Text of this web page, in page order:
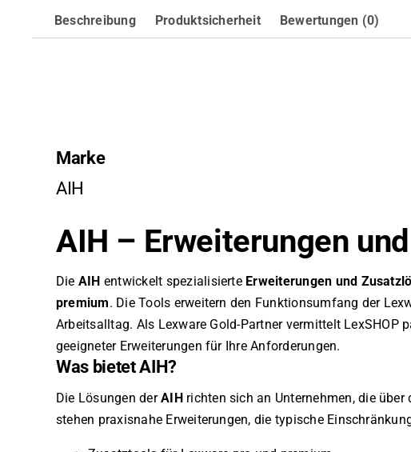
Beschreibung Produktsicherheit Bewertungen (0)
Marke
AIH
AIH – Erweiterungen
Die AIH entwickelt spezialisierte Erweiterungen und
premium. Die Tools erweitern den Funktionsumfang der
Arbeitsalltag. Als Lexware Gold-Partner vermittelt LexSHOP
geeigneter Erweiterungen für Ihre Anforderungen.
Was bietet AIH?
Die Lösungen derAIH richten sich an Unternehmen, die
stehen praxisnahe Erweiterungen, die typische